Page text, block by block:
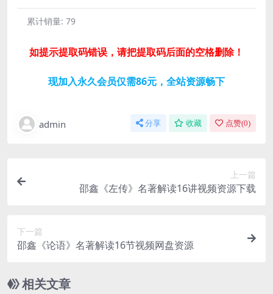
累计销量: 79
如提示提取码错误，请把提取码后面的空格删除！
现加入永久会员仅需86元，全站资源畅下
admin 分享 收藏 点赞(0)
上一篇
邵鑫《左传》名著解读16讲视频资源下载
下一篇
邵鑫《论语》名著解读16节视频网盘资源
相关文章